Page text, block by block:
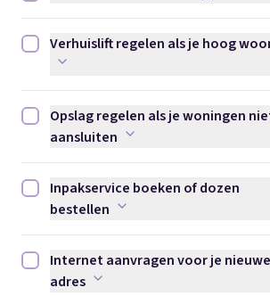
Verhuislift regelen als je hoog woont
Verhuislift regelen als je hoog
Opslag regelen als je woningen niet
Opslag regelen als je woningen
aansluiten
Inpakservice boeken of dozen
Inpakservice boeken of dozen
bestellen
Internet aanvragen voor je nieuwe
Internet aanvragen voor je nieuwe
adres